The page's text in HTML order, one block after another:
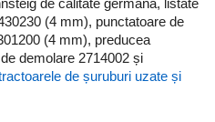
|
de calitate germană, listate
(4 mm), punctatoare de
(4 mm), preducea
demolare 2714002 și
de șuruburi uzate și